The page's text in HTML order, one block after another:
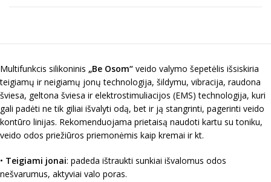
Multifunkcis silikoninis „Be Osom“ veido valymo šepetėlis išsiskiria
teigiamų ir neigiamų jonų technologija, šildymu, vibracija, raudona
šviesa, geltona šviesa ir elektrostimuliacijos (EMS) technologija, kuri
gali padėti ne tik giliai išvalyti odą, bet ir ją stangrinti, pagerinti veido
kontūro linijas. Rekomenduojama prietaisą naudoti kartu su toniku,
veido odos priežiūros priemonėmis kaip kremai ir kt.
• Teigiami jonai: padeda ištraukti sunkiai išvalomus odos
nešvarumus, aktyviai valo poras.